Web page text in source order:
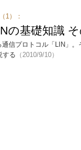
1）：
の基礎知識
信プロトコル「LIN」
する （2010/9/10）